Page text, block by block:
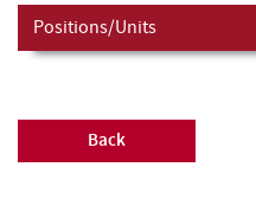
Positions/Units
Back